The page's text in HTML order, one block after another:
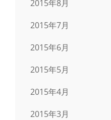
2015年8月
2015年7月
2015年6月
2015年5月
2015年4月
2015年3月